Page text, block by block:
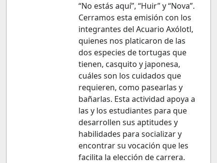
“No estás aquí”, “Huir” y “Nova”.
Cerramos esta emisión con los
integrantes del Acuario Axólotl,
quienes nos platicaron de las
dos especies de tortugas que
tienen, casquito y japonesa,
cuáles son los cuidados que
requieren, como pasearlas y
bañarlas. Esta actividad apoya a
las y los estudiantes para que
desarrollen sus aptitudes y
habilidades para socializar y
encontrar su vocación que les
facilita la elección de carrera.